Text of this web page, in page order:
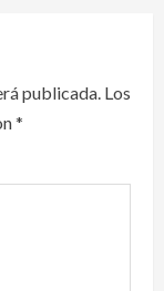
publicada. Los
*